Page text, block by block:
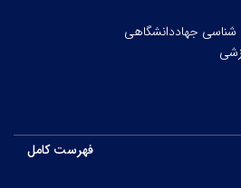
جهاددانشگاهی
فهرست کامل